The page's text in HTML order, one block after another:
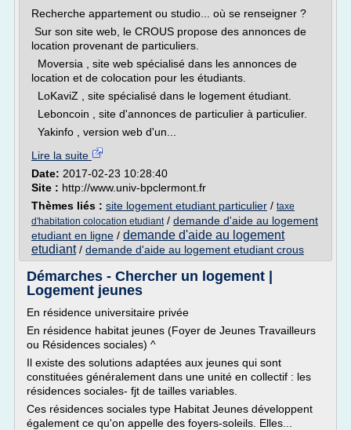
Recherche appartement ou studio... où se renseigner ?
Sur son site web, le CROUS propose des annonces de
location provenant de particuliers.
Moversia , site web spécialisé dans les annonces de
location et de colocation pour les étudiants.
LoKaviZ , site spécialisé dans le logement étudiant.
Leboncoin , site d'annonces de particulier à particulier.
Yakinfo , version web d'un...
Lire la suite
Date: 2017-02-23 10:28:40
Site : http://www.univ-bpclermont.fr
Thèmes liés : site logement etudiant particulier / taxe
d'habitation colocation etudiant/ demande d'aide au logement
etudiant en ligne / demande d'aide au logement
etudiant/ demande d'aide au logement etudiant crous
Démarches - Chercher un logement |
Logement jeunes
En résidence universitaire privée
En résidence habitat jeunes (Foyer de Jeunes Travailleurs
ou Résidences sociales) ^
Il existe des solutions adaptées aux jeunes qui sont
constituées généralement dans une unité en collectif : les
résidences sociales- fjt de tailles variables.
Ces résidences sociales type Habitat Jeunes développent
également ce qu'on appelle des foyers-soleils. Elles...